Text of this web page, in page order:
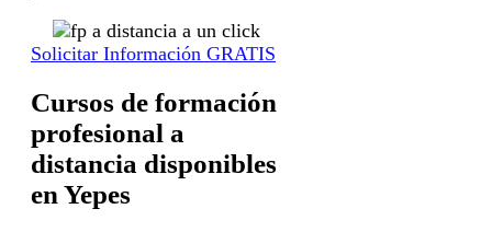
Solicitar Información GRATIS
Cursos de formación
profesional a
distancia disponibles
en Yepes